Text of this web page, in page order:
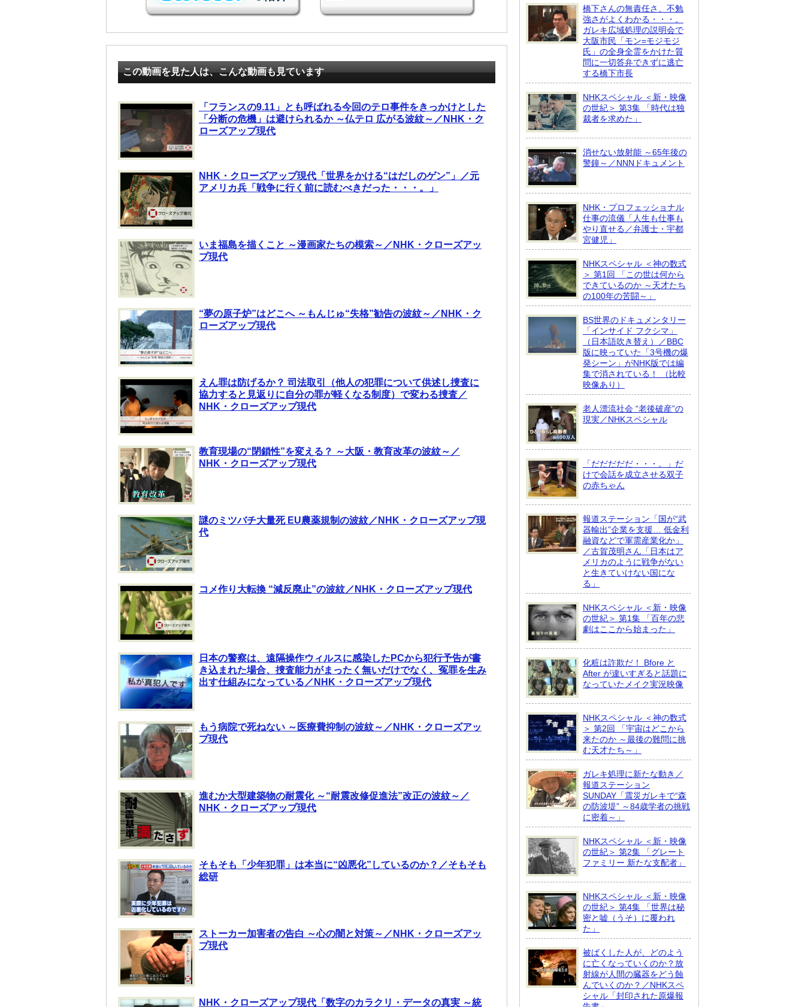
この動画を見た人は、こんな動画も見ています
「フランスの9.11」とも呼ばれる今回のテロ事件をきっかけとした
「分断の危機」は避けられるか ～仏テロ 広がる波紋～／NHK・ク
ローズアップ現代
NHK・クローズアップ現代「世界をかける“はだしのゲン”」／元
アメリカ兵「戦争に行く前に読むべきだった・・・。」
いま福島を描くこと ～漫画家たちの模索～／NHK・クローズアッ
プ現代
“夢の原子炉”はどこへ ～もんじゅ“失格”勧告の波紋～／NHK・ク
ローズアップ現代
えん罪は防げるか？ 司法取引（他人の犯罪について供述し捜査に
協力すると見返りに自分の罪が軽くなる制度）で変わる捜査／
NHK・クローズアップ現代
教育現場の“閉鎖性”を変える？ ～大阪・教育改革の波紋～／
NHK・クローズアップ現代
謎のミツバチ大量死 EU農薬規制の波紋／NHK・クローズアップ現
代
コメ作り大転換 “減反廃止”の波紋／NHK・クローズアップ現代
日本の警察は、遠隔操作ウィルスに感染したPCから犯行予告が書
き込まれた場合、捜査能力がまったく無いだけでなく、冤罪を生み
出す仕組みになっている／NHK・クローズアップ現代
もう病院で死ねない ～医療費抑制の波紋～／NHK・クローズアッ
プ現代
進むか大型建築物の耐震化 ～“耐震改修促進法”改正の波紋～／
NHK・クローズアップ現代
そもそも「少年犯罪」は本当に“凶悪化”しているのか？／そもそも
総研
ストーカー加害者の告白 ～心の闇と対策～／NHK・クローズアッ
プ現代
NHK・クローズアップ現代「数字のカラクリ・データの真実 ～統
橋下さんの無責任さ、不勉
強さがよくわかる・・・。
ガレキ広域処理の説明会で
大阪市民「モン=モジモジ
氏」の全身全霊をかけた質
問に一切答弁できずに逃亡
する橋下市長
NHKスペシャル ＜新・映像
の世紀＞ 第3集 「時代は独
裁者を求めた」
消せない放射能 ～65年後の
警鐘～／NNNドキュメント
NHK・プロフェッショナル
仕事の流儀「人生も仕事も
やり直せる／弁護士・宇都
宮健児」
NHKスペシャル ＜神の数式
＞ 第1回 「この世は何から
できているのか ～天才たち
の100年の苦闘～」
BS世界のドキュメンタリー
「インサイド フクシマ」
（日本語吹き替え）／BBC
版に映っていた「3号機の爆
発シーン」がNHK版では編
集で消されている！ （比較
映像あり）
老人漂流社会 “老後破産”の
現実／NHKスペシャル
「だだだだだ・・・。」だ
けで会話を成立させる双子
の赤ちゃん
報道ステーション「国が“武
器輸出”企業を支援… 低金利
融資などで軍需産業化か」
／古賀茂明さん「日本はア
メリカのように戦争がない
と生きていけない国にな
る」
NHKスペシャル ＜新・映像
の世紀＞ 第1集 「百年の悲
劇はここから始まった」
化粧は詐欺だ！ Bfore と
After が違いすぎると話題に
なっていたメイク実況映像
NHKスペシャル ＜神の数式
＞ 第2回 「宇宙はどこから
来たのか ～最後の難問に挑
む天才たち～」
ガレキ処理に新たな動き／
報道ステーション
SUNDAY「震災ガレキで“森
の防波堤” ～84歳学者の挑戦
に密着～」
NHKスペシャル ＜新・映像
の世紀＞ 第2集 「グレート
ファミリー 新たな支配者」
NHKスペシャル ＜新・映像
の世紀＞ 第4集 「世界は秘
密と嘘（うそ）に覆われ
た」
被ばくした人が、どのよう
に亡くなっていくのか？放
射線が人間の臓器をどう蝕
んでいくのか？／NHKスペ
シャル「封印された原爆報